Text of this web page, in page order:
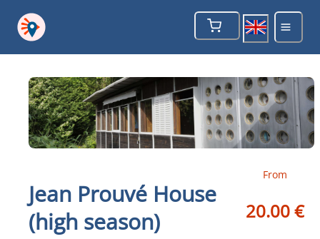
Jean Prouvé House
(high season)
From
20.00 €